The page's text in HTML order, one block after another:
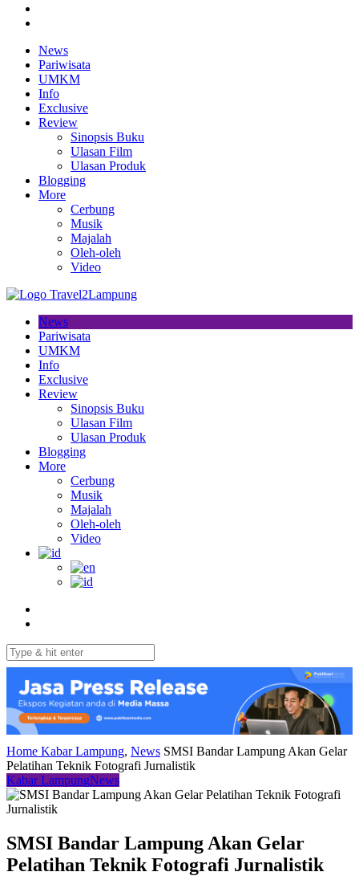
News
Pariwisata
UMKM
Info
Exclusive
Review
Sinopsis Buku
Ulasan Film
Ulasan Produk
Blogging
More
Cerbung
Musik
Majalah
Oleh-oleh
Video
News
Pariwisata
UMKM
Info
Exclusive
Review
Sinopsis Buku
Ulasan Film
Ulasan Produk
Blogging
More
Cerbung
Musik
Majalah
Oleh-oleh
Video
Home Kabar Lampung, News SMSI Bandar Lampung Akan Gelar
Pelatihan Teknik Fotografi Jurnalistik
Kabar LampungNews
SMSI Bandar Lampung Akan Gelar
Pelatihan Teknik Fotografi Jurnalistik